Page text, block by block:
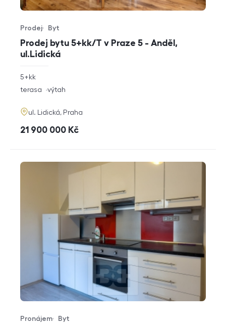
Prodej bytu 5+kk/T v Praze 5 - Anděl,
ul.Lidická
Typ nabídky
Prodej
Typ nemovitosti
Byt
rozměry
dispozice
5+kk
funkce
terasa výtah
adresa
ul. Lidická, Praha
cena
21 900 000 Kč
Typ nabídky
Pronájem
Typ nemovitosti
Byt